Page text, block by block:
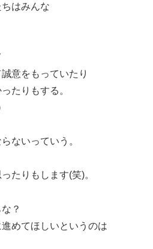
はみんな
意をもっていたり
たりもする。
ないっていう。
たりもします(笑)。
？
めてほしいというのは